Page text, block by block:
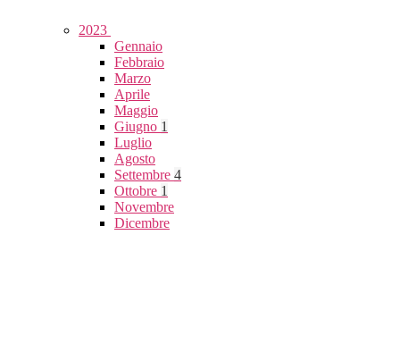
2023
Gennaio
Febbraio
Marzo
Aprile
Maggio
Giugno 1
Luglio
Agosto
Settembre 4
Ottobre 1
Novembre
Dicembre